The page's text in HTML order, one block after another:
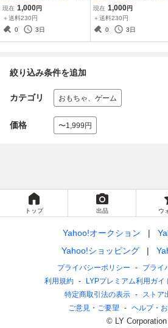
6ミリ SD ドールアイ スー
パードルフィー 人形 球体
関節人形 doll ドール
現在 1,000円
＋送料230円
0
3日
スアイ 16ミリ SD ドー
アイ スーパードルフィ
人形 球体関節人形 ドー
現在 1,000円
＋送料230円
0
3日
絞り込み条件を追加
カテゴリ おもちゃ、ゲーム
価格 〜1,999円
トップ 出品 ウ
Yahoo!オークション
Yahoo!ショッピング
プライバシーポリシー
プライ
利用規約
LYPプレミアム利用ガイ
特定商取引法の表示
ストア
ご意見・ご要望
ヘルプ・
© LY Corporation